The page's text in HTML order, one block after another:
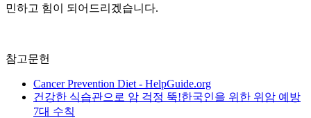
민하고 힘이 되어드리겠습니다.
참고문헌
Cancer Prevention Diet - HelpGuide.org
건강한 식습관으로 암 걱정 뚝!한국인을 위한 위암 예방
7대 수칙